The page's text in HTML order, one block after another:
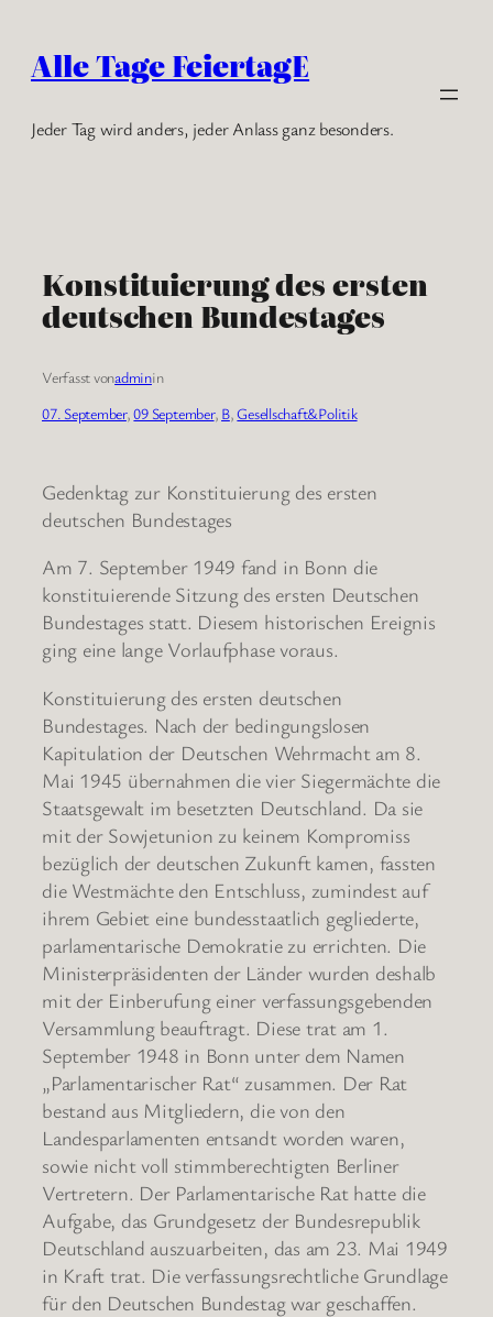
Inhalt
springen
Alle Tage FeiertagE
Jeder Tag wird anders, jeder Anlass ganz besonders.
Konstituierung des ersten
deutschen Bundestages
Verfasst vonadminin
07. September, 09 September, B, Gesellschaft&Politik
Gedenktag zur Konstituierung des ersten
deutschen Bundestages
Am 7. September 1949 fand in Bonn die
konstituierende Sitzung des ersten Deutschen
Bundestages statt. Diesem historischen Ereignis
ging eine lange Vorlaufphase voraus.
Konstituierung des ersten deutschen
Bundestages. Nach der bedingungslosen
Kapitulation der Deutschen Wehrmacht am 8.
Mai 1945 übernahmen die vier Siegermächte die
Staatsgewalt im besetzten Deutschland. Da sie
mit der Sowjetunion zu keinem Kompromiss
bezüglich der deutschen Zukunft kamen, fassten
die Westmächte den Entschluss, zumindest auf
ihrem Gebiet eine bundesstaatlich gegliederte,
parlamentarische Demokratie zu errichten. Die
Ministerpräsidenten der Länder wurden deshalb
mit der Einberufung einer verfassungsgebenden
Versammlung beauftragt. Diese trat am 1.
September 1948 in Bonn unter dem Namen
„Parlamentarischer Rat“ zusammen. Der Rat
bestand aus Mitgliedern, die von den
Landesparlamenten entsandt worden waren,
sowie nicht voll stimmberechtigten Berliner
Vertretern. Der Parlamentarische Rat hatte die
Aufgabe, das Grundgesetz der Bundesrepublik
Deutschland auszuarbeiten, das am 23. Mai 1949
in Kraft trat. Die verfassungsrechtliche Grundlage
für den Deutschen Bundestag war geschaffen.